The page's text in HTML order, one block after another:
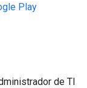
Play
de TI